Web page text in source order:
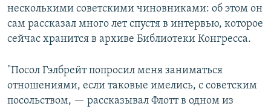
несколькими советскими чиновниками: об этом он
сам рассказал много лет спустя в интервью, которое
сейчас хранится в архиве Библиотеки Конгресса.
"Посол Гэлбрейт попросил меня заниматься
отношениями, если таковые имелись, с советским
посольством, — рассказывал Флотт в одном из